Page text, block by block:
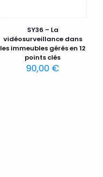
SY36 – La
vidéosurveillance dans
les immeubles gérés en 12
points clés
90,00 €